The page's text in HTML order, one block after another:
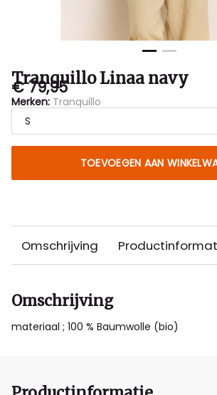
Tranquillo Linaa navy
€ 79,95
Merken: Tranquillo
TOEVOEGEN AAN
Omschrijving
Omschrijving
materiaal ; 100 % Baumwolle (bio)